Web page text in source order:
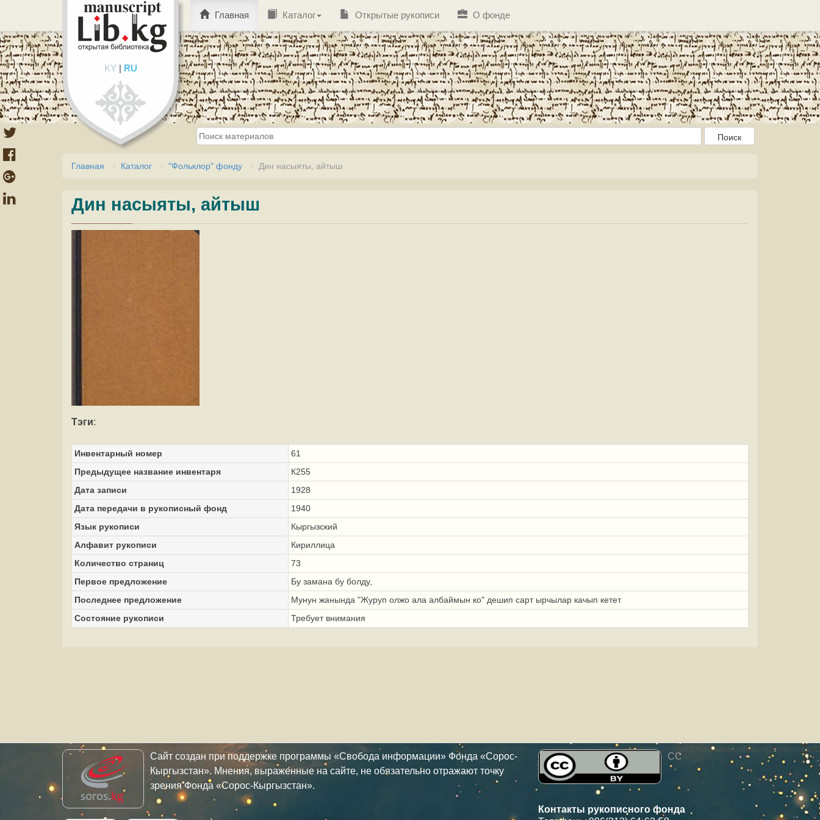
KY| RU
Главная Каталог Открытые рукописи О фонде
Главная Каталог "Фольклор" фонду Дин насыяты, айтыш
Дин насыяты, айтыш
Тэги:
Инвентарный номер
61
Предыдущее название инвентаря
К255
Дата записи
1928
Дата передачи в рукописный фонд
1940
Язык рукописи
Кыргызский
Алфавит рукописи
Кириллица
Количество страниц
73
Первое предложение
Бу замана бу болду,
Последнее предложение
Мунун жанында "Журуп олжо ала албаймын ко" дешип сарт ырчылар качып кетет
Состояние рукописи
Требует внимания
Сайт создан при поддержке программы «Свобода информации» Фонда «Сорос-
Кыргызстан». Мнения, выраженные на сайте, не обязательно отражают точку
зрения Фонда «Сорос-Кыргызстан».
CC
Контакты рукописного фонда